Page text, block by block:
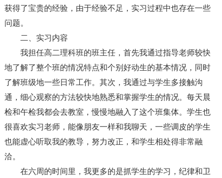
获得了宝贵的经验，由于经验不足，实习过程中也存在一些
问题。
二、实习内容
我担任高二理科班的班主任，首先我通过指导老师较快
地了解了整个班的情况特点和个别好动生的基本情况，同时
了解班级地一些日常工作。其次，我通过与学生多接触沟
通，细心观察的方法较快地熟悉和掌握学生的情况。每天晨
检和午检我都会去教室，慢慢地融入了这个班集体。学生也
很喜欢实习老师，能像朋友一样和我聊天，一些调皮的学生
也能虚心听取我的教导，努力改正，和学生相处得非常融
洽。
在六周的时间里，我更多的是抓学生的学习，纪律和卫